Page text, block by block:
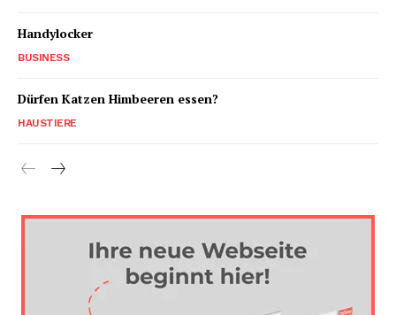
Handylocker
BUSINESS
Dürfen Katzen Himbeeren essen?
HAUSTIERE